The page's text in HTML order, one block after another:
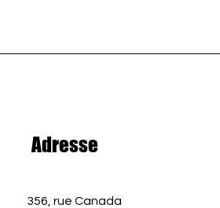
Adresse
356, rue Canada